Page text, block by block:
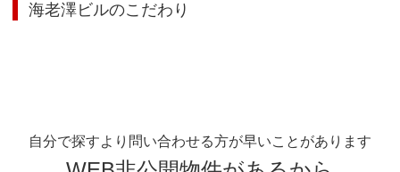
海老澤ビルのこだわり
自分で探すより問い合わせる方が早いことがあります